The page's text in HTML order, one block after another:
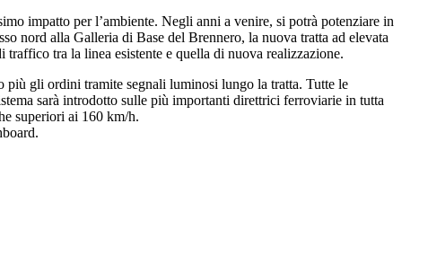
impatto per l’ambiente. Negli anni a venire, si potrà potenziare in
nord alla Galleria di Base del Brennero, la nuova tratta ad elevata
tra la linea esistente e quella di nuova realizzazione.
più gli ordini tramite segnali luminosi lungo la tratta. Tutte le
sarà introdotto sulle più importanti direttrici ferroviarie in tutta
superiori ai 160 km/h.